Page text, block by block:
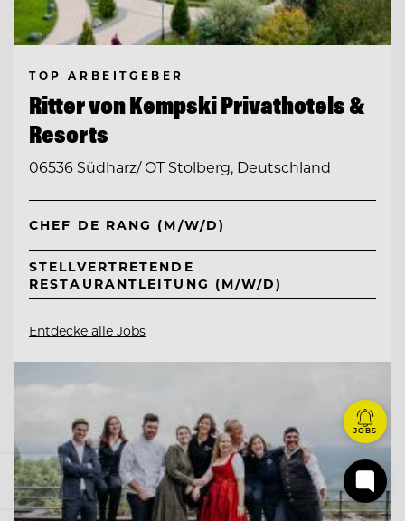
TOP ARBEITGEBER
Ritter von Kempski Privathotels &
Resorts
06536 Südharz/ OT Stolberg, Deutschland
CHEF DE RANG (M/W/D)
STELLVERTRETENDE
RESTAURANTLEITUNG (M/W/D)
Entdecke alle Jobs
JOBS